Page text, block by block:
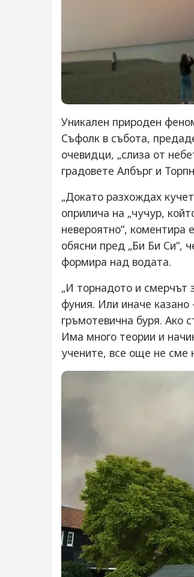
Уникален природен
Съфолк в събота,
очевидци, „слиза от
градовете Албърг и
„Докато разхождах
оприлича на „чучур,
невероятно“,
обясни пред „Би Би Си“,
формира над водата.
„И торнадото и смерчът
фуния. Или иначе
гръмотевична буря. Ако
Има много теории и
учените, все още не сме